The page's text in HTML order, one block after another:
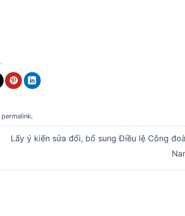
permalink.
Lấy ý kiến sửa đổi, bổ sung Điều lệ Công